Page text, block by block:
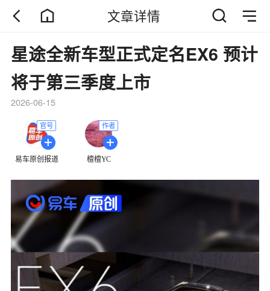
文章详情
星途全新车型正式定名EX6 预计
将于第三季度上市
2026-06-15
官号
易车原创报道
作者
檀檀YC